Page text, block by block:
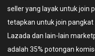
seller yang layak untuk join
tetapkan untuk join
Lazada dan lain-lain
adalah 35% potongan